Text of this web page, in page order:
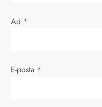
Ad *
E-posta *